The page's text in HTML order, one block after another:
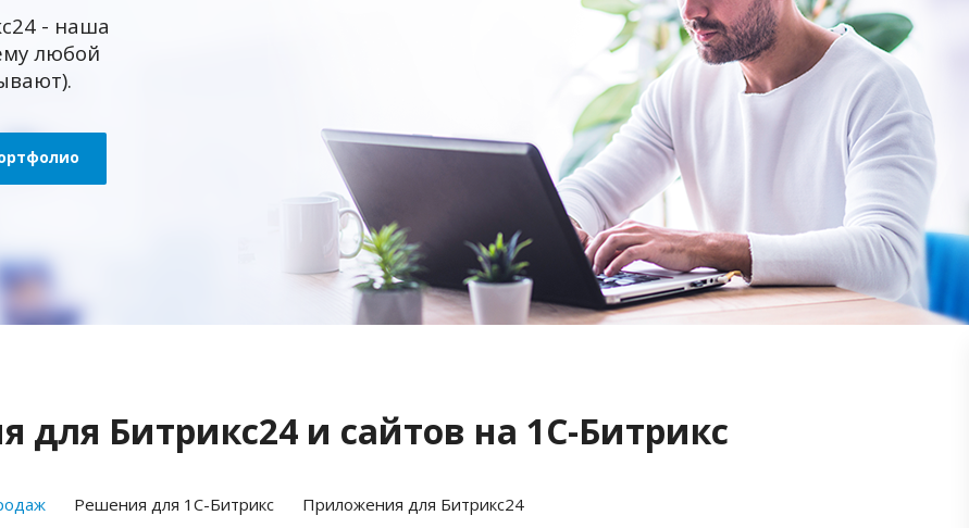
- наша
любой
Битрикс24 и сайтов на 1С-Битрикс
Решения для 1С-Битрикс Приложения для Битрикс24